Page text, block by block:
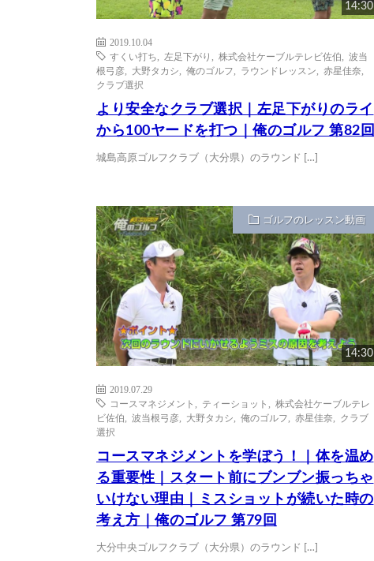
14:30
2019.10.04
すくい打ち
左足下がり 株式会社ケーブルテレビ佐伯
波当
根弓彦
大野タカシ 俺のゴルフ ラウンドレッスン 赤星佳奈
クラブ選択
より安全なクラブ選択｜左足下がりのライ
から100ヤードを打つ｜俺のゴルフ 第82回
城島高原ゴルフクラブ（大分県）のラウンド […]
ゴルフのレッスン動画
14:30
2019.07.29
コースマネジメント
ティーショット
株式会社ケーブルテレ
ビ佐伯
波当根弓彦 大野タカシ 俺のゴルフ 赤星佳奈
クラブ
選択
コースマネジメントを学ぼう！｜体を温め
る重要性｜スタート前にブンブン振っちゃ
いけない理由｜ミスショットが続いた時の
考え方｜俺のゴルフ 第79回
大分中央ゴルフクラブ（大分県）のラウンド […]